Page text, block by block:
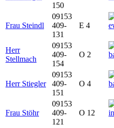
150
Frau Steindl
09153
409-
131
E 4
Herr
Stellmach
09153
409-
154
O 2
Herr Stiegler
09153
409-
151
O 4
Frau Stöhr
09153
409-
121
O 12